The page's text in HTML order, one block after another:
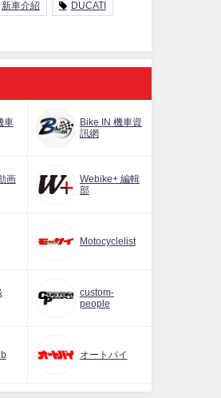
新車介紹 DUCATI
車
Bike IN 機車資
訊網
画
Webike+ 編輯
部
Motocyclelist
custom-
people
オートバイ